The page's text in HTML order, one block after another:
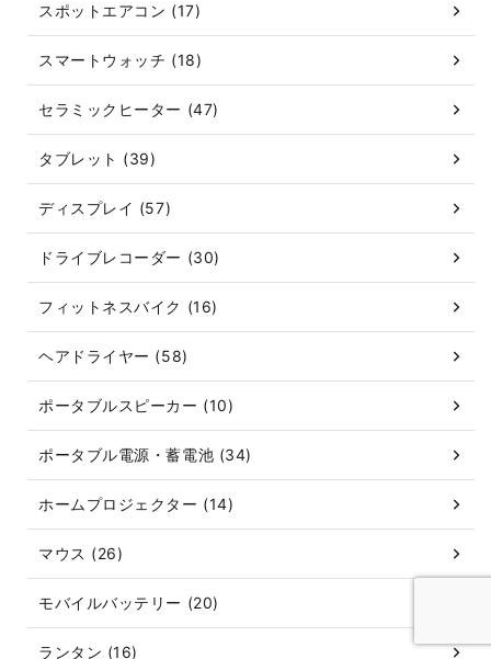
スポットエアコン (17)
スマートウォッチ (18)
セラミックヒーター (47)
タブレット (39)
ディスプレイ (57)
ドライブレコーダー (30)
フィットネスバイク (16)
ヘアドライヤー (58)
ポータブルスピーカー (10)
ポータブル電源・蓄電池 (34)
ホームプロジェクター (14)
マウス (26)
モバイルバッテリー (20)
ランタン (16)